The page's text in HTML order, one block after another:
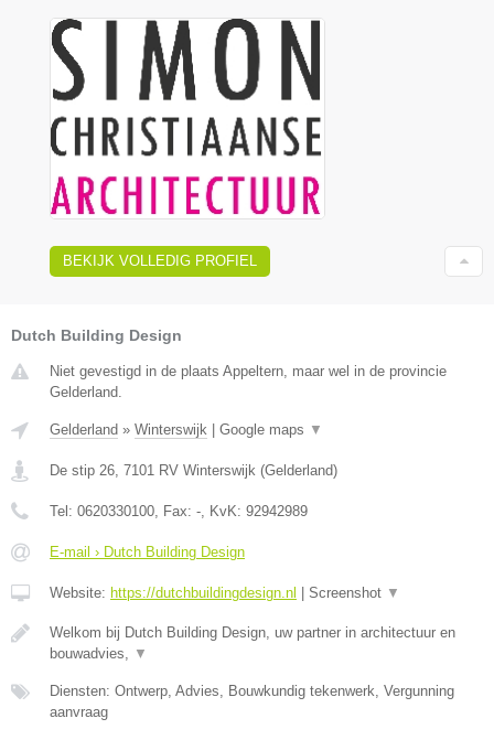
BEKIJK VOLLEDIG PROFIEL
Dutch Building Design
Niet gevestigd in de plaats Appeltern, maar wel in de provincie
Gelderland.
Gelderland » Winterswijk | Google maps ▼
De stip 26 7101 RV Winterswijk (Gelderland)
Tel: 0620330100 , Fax: - , KvK: 92942989
E-mail › Dutch Building Design
Website: https://dutchbuildingdesign.nl | Screenshot ▼
Welkom bij Dutch Building Design, uw partner in architectuur en
bouwadvies,
▼
Diensten: Ontwerp, Advies, Bouwkundig tekenwerk, Vergunning
aanvraag